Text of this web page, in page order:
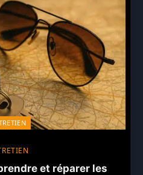
et réparer les